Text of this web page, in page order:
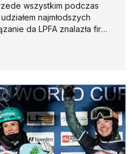
wszystkim podczas
najmłodszych
da LPFA znalazła firma